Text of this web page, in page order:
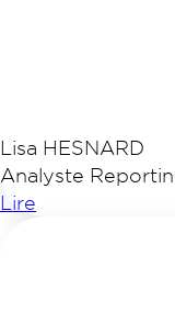
Lisa HESNARD
Analyste
Lire